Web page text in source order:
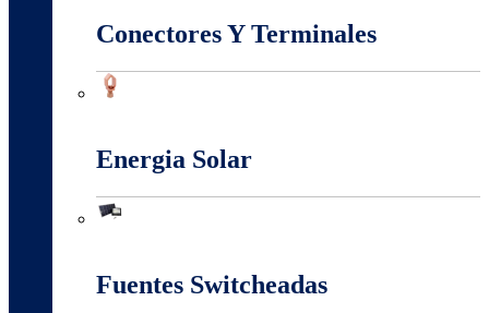
Conectores Y Terminales
Energia Solar
Fuentes Switcheadas